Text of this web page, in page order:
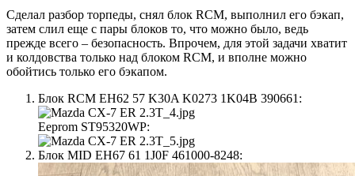
Сделал разбор торпеды, снял блок RCM, выполнил его бэкап,
затем слил еще с пары блоков то, что можно было, ведь
прежде всего – безопасность. Впрочем, для этой задачи хватит
и колдовства только над блоком RCM, и вполне можно
обойтись только его бэкапом.
Блок RCM EH62 57 K30A K0273 1K04B 390661:
Eeprom ST95320WP:
Блок MID EH67 61 1J0F 461000-8248: